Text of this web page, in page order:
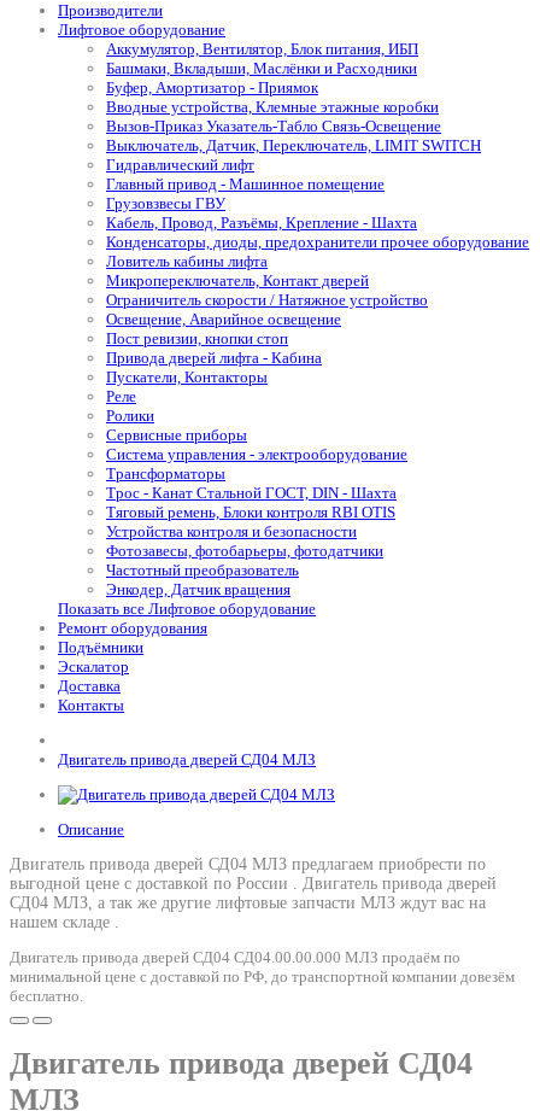
Производители
Лифтовое оборудование
Аккумулятор, Вентилятор, Блок питания, ИБП
Башмаки, Вкладыши, Маслёнки и Расходники
Буфер, Амортизатор - Приямок
Вводные устройства, Клемные этажные коробки
Вызов-Приказ Указатель-Табло Связь-Освещение
Выключатель, Датчик, Переключатель, LIMIT SWITCH
Гидравлический лифт
Главный привод - Машинное помещение
Грузовзвесы ГВУ
Кабель, Провод, Разъёмы, Крепление - Шахта
Конденсаторы, диоды, предохранители прочее оборудование
Ловитель кабины лифта
Микропереключатель, Контакт дверей
Ограничитель скорости / Натяжное устройство
Освещение, Аварийное освещение
Пост ревизии, кнопки стоп
Привода дверей лифта - Кабина
Пускатели, Контакторы
Реле
Ролики
Сервисные приборы
Система управления - электрооборудование
Трансформаторы
Трос - Канат Стальной ГОСТ, DIN - Шахта
Тяговый ремень, Блоки контроля RBI OTIS
Устройства контроля и безопасности
Фотозавесы, фотобарьеры, фотодатчики
Частотный преобразователь
Энкодер, Датчик вращения
Показать все Лифтовое оборудование
Ремонт оборудования
Подъёмники
Эскалатор
Доставка
Контакты
Двигатель привода дверей СД04 МЛЗ
Описание
Двигатель привода дверей СД04 МЛЗ предлагаем приобрести по
выгодной цене с доставкой по России . Двигатель привода дверей
СД04 МЛЗ, а так же другие лифтовые запчасти МЛЗ ждут вас на
нашем складе .
Двигатель привода дверей СД04 СД04.00.00.000 МЛЗ продаём по
минимальной цене с доставкой по РФ, до транспортной компании довезём
бесплатно.
Двигатель привода дверей СД04
МЛЗ